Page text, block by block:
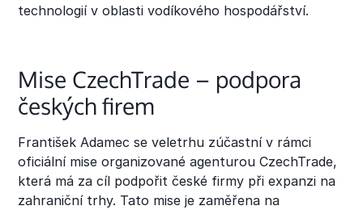
technologií v oblasti vodíkového hospodářství.
Mise CzechTrade – podpora
českých firem
František Adamec se veletrhu zúčastní v rámci
oficiální mise organizované agenturou CzechTrade,
která má za cíl podpořit české firmy při expanzi na
zahraniční trhy. Tato mise je zaměřena na